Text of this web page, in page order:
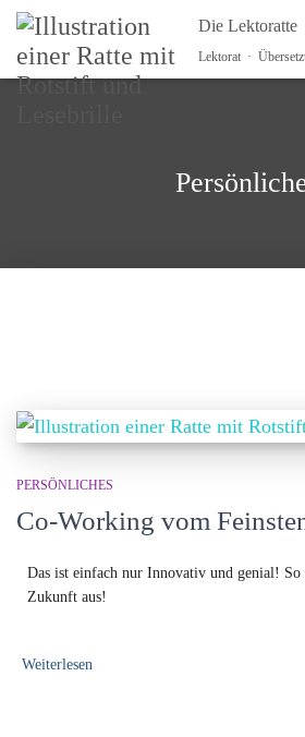
Die Lektoratte
Lektorat ·
PERSÖNLICHES
Co-Working vom
Das ist einfach nur Innovativ und genial! So
Zukunft aus!
Weiterlesen